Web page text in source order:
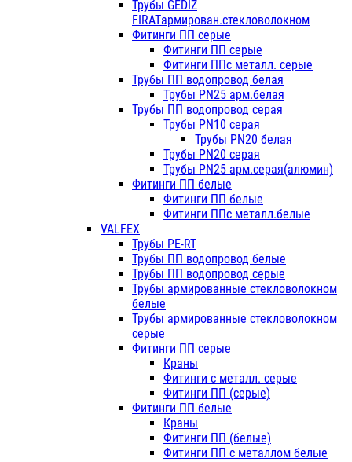
Трубы GEDIZ
FIRATармирован.стекловолокном
Фитинги ПП серые
Фитинги ПП серые
Фитинги ППс металл. серые
Трубы ПП водопровод белая
Трубы PN25 арм.белая
Трубы ПП водопровод серая
Трубы PN10 серая
Трубы PN20 белая
Трубы PN20 серая
Трубы PN25 арм.серая(алюмин)
Фитинги ПП белые
Фитинги ПП белые
Фитинги ППс металл.белые
VALFEX
Трубы PE-RT
Трубы ПП водопровод белые
Трубы ПП водопровод серые
Трубы армированные стекловолокном
белые
Трубы армированные стекловолокном
серые
Фитинги ПП серые
Краны
Фитинги с металл. серые
Фитинги ПП (серые)
Фитинги ПП белые
Краны
Фитинги ПП (белые)
Фитинги ПП с металлом белые